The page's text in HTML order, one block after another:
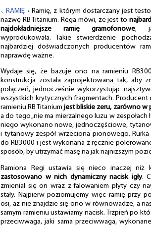
⸜ RAMIĘ • Ramię, z którym dostarczany jest
nazwę RB Titanium. Rega mówi, że jest to
najdokładniejsze ramię gramofonowe,
wyprodukowała. Takie stwierdzenie
najbardziej doświadczonych producentów
naprawdę ważne.
Wydaje się, że bazuje ono na ramieniu
konstrukcja została zaprojektowana tak, aby
połączeń, jednocześnie wykorzystując
wszystkich krytycznych fragmentach. Producent
ramieniu RB Titaniumjest bliskie zeru, zarówno w
a do tego „nie ma mierzalnego luzu w zespołach
niego wykonano nowe, jednoczęściowe,
i tytanowy zespół wrzeciona pionowego.
do RB3000 i jest wykonana z ręcznie
sposób, by utrzymać masę na jak najniższym
Ramiona Regi ustawia się nieco inaczej niż
zastosowano w nich dynamiczny nacisk igły.
zmieniał się on wraz z falowaniem płyty czy
stały. Najpierw poziomujemy więc ramię przy
osi, aż nie znajdzie się ono w równowadze, a
samym ramieniu ustawiamy nacisk. Trzpień po
przeciwwaga, jaki sama przeciwwaga,